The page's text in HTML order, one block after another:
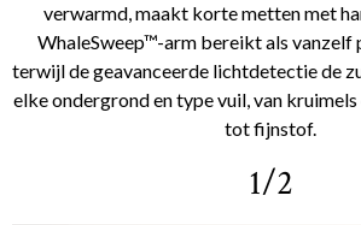
verwarmd, maakt korte metten met
WhaleSweep™-arm bereikt als vanzelf
terwijl de geavanceerde lichtdetectie de
elke ondergrond en type vuil, van
tot fijnstof.
1/2